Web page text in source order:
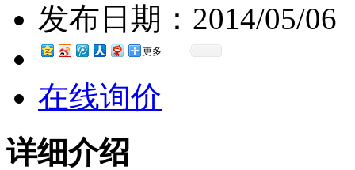
发布日期： 2014/05/06
更多
在线询价
详细介绍